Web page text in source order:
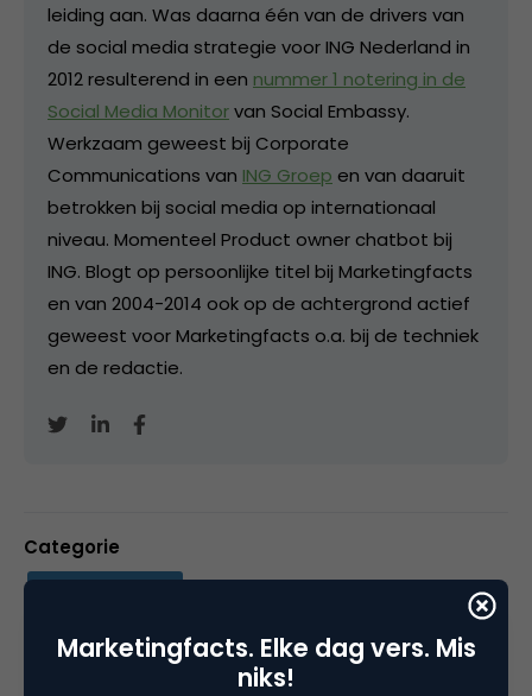
leiding aan. Was daarna één van de drivers van
de social media strategie voor ING Nederland in
2012 resulterend in een nummer 1 notering in de
Social Media Monitorvan Social Embassy.
Werkzaam geweest bij Corporate
Communications van ING Groep en van daaruit
betrokken bij social media op internationaal
niveau. Momenteel Product owner chatbot bij
ING. Blogt op persoonlijke titel bij Marketingfacts
en van 2004-2014 ook op de achtergrond actief
geweest voor Marketingfacts o.a. bij de techniek
en de redactie.
Categorie
TagsMarketingfacts. Elke dag vers. Mis
niks!